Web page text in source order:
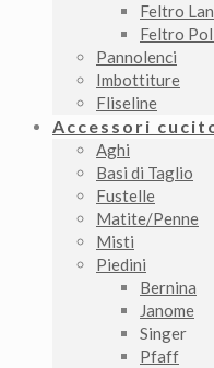
Feltro
Feltro
Pannolenci
Imbottiture
Fliseline
Accessori
Aghi
Basi di Taglio
Fustelle
Matite/Penne
Misti
Piedini
Bernina
Janome
Singer
Pfaff